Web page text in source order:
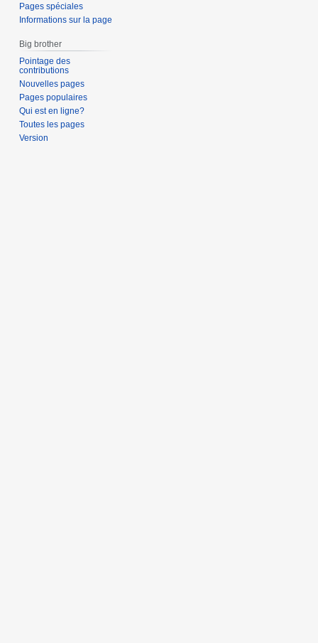
Pages spéciales
Informations sur la page
Big brother
Pointage des
contributions
Nouvelles pages
Pages populaires
Qui est en ligne?
Toutes les pages
Version